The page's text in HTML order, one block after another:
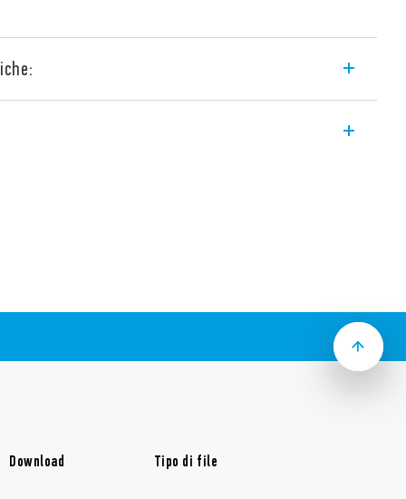
smart BLISS2.
Download Tipo di file